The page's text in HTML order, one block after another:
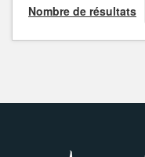
Nombre de résultats